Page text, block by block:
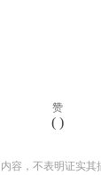
赞
( )
容，不表明证实